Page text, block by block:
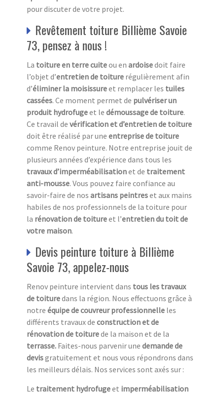
pour discuter de votre projet.
Revêtement toiture Billième Savoie
73, pensez à nous !
La toiture en terre cuiteou en ardoisedoit faire
l’objet d’entretien de toiture régulièrement afin
d’éliminer la moisissureet remplacer les tuiles
cassées. Ce moment permet de pulvériser un
produit hydrofugeet le démoussage de toiture.
Ce travail de vérification et d’entretien de toiture
doit être réalisé par une entreprise de toiture
comme Renov peinture. Notre entreprise jouit de
plusieurs années d’expérience dans tous les
travaux d’imperméabilisationet de traitement
anti-mousse. Vous pouvez faire confiance au
savoir-faire de nos artisans peintreset aux mains
habiles de nos professionnels de la toiture pour
la rénovation de toitureet l’entretien du toit de
votre maison.
Devis peinture toiture à Billième
Savoie 73, appelez-nous
Renov peinture intervient dans tous les travaux
de toituredans la région. Nous effectuons grâce à
notre équipe de couvreur professionnelle les
différents travaux de construction et de
rénovation de toiturede la maison et de la
terrasse. Faites-nous parvenir une demande de
devisgratuitement et nous vous répondrons dans
les meilleurs délais. Nos services sont axés sur :
Le traitement hydrofugeet imperméabilisation